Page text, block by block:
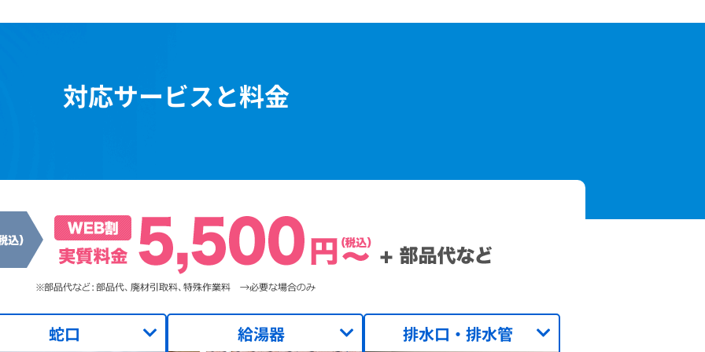
対応サービスと料金
蛇口 給湯器 排水口・排水管